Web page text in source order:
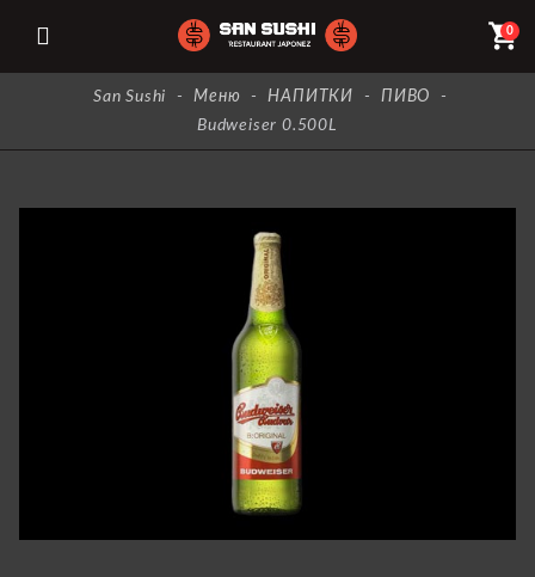
0
shopping_cart
San Sushi - Меню - НАПИТКИ - ПИВО
-
Budweiser 0.500L